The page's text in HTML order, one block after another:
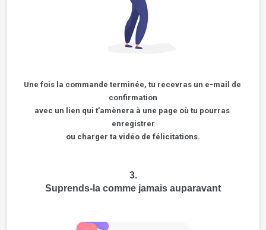
Une fois la commande terminée, tu recevras un e-mail de
confirmation
avec un lien qui t'amènera à une page où tu pourras
enregistrer
ou charger ta vidéo de félicitations.
3.
Suprends-la comme jamais auparavant